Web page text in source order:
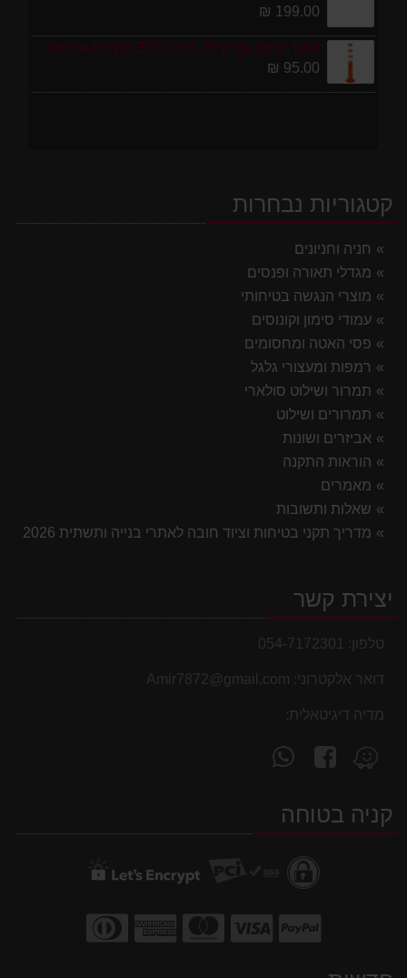
199.00 ₪
עמוד סימון גמיש 75 ס''מ ECO תוצרת אירופה
95.00 ₪
קטגוריות נבחרות
חניה וחניונים
מגדלי תאורה ופנסים
מוצרי הנגשה בטיחותי
עמודי סימון וקונוסים
פסי האטה ומחסומים
רמפות ומעצורי גלגל
תמרור ושילוט סולארי
תמרורים ושילוט
אביזרים ושונות
הוראות התקנה
מאמרים
שאלות ותשובות
מדריך תקני בטיחות וציוד חובה לאתרי בנייה ותשתית 2026
יצירת קשר
טלפון: 054-7172301
דואר אלקטרוני: Amir7872@gmail.com
מדיה דיגיטאלית:
מצא
אותנו
Waze
עקוב
אחרינו
facebookקניה בטוחה